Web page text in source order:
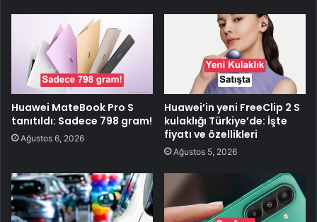
Huawei MateBook Pro S
tanıtıldı: Sadece 798 gram!
Ağustos 6, 2026
Huawei’in yeni FreeClip 2 S
kulaklığı Türkiye’de: İşte
fiyatı ve özellikleri
Ağustos 5, 2026